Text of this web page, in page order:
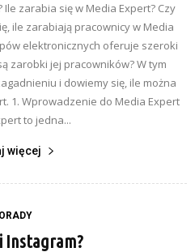
zarabia się w Media Expert? Czy
ile zarabiają pracownicy w Media
elektronicznych oferuje szeroki
zarobki jej pracowników? W tym
i dowiemy się, ile można
1. Wprowadzenie do Media Expert
to jedna...
więcej
Instagram?